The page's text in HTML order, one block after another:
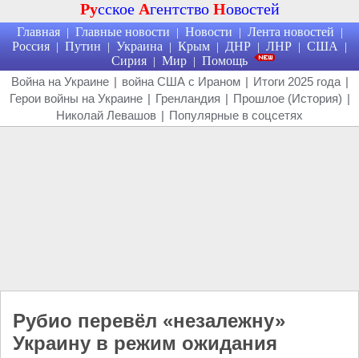
Русское Агентство Новостей
Главная | Главные новости | Новости | Лента новостей |
Россия | Путин | Украина | Крым | ДНР | ЛНР | США |
Сирия | Мир | Помощь
Война на Украине | война США с Ираном | Итоги 2025 года |
Герои войны на Украине | Гренландия | Прошлое (История) |
Николай Левашов | Популярные в соцсетях
Рубио перевёл «незалежну»
Украину в режим ожидания